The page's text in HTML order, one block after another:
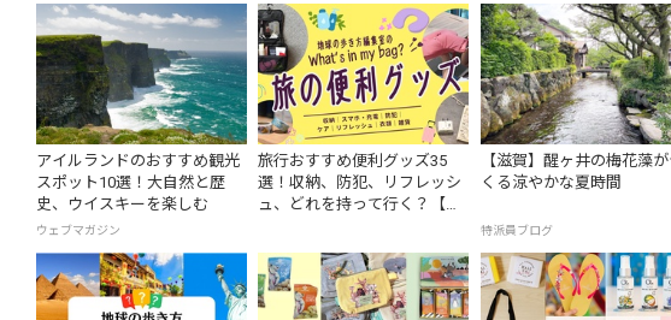
アイルランドのおすすめ観光
スポット10選！大自然と歴
史、ウイスキーを楽しむ
ウェブマガジン
旅行おすすめ便利グッズ35
選！収納、防犯、リフレッシ
ュ、どれを持って行く？【編
【滋賀】醒ヶ井の梅花藻が
くる涼やかな夏時間
特派員ブログ